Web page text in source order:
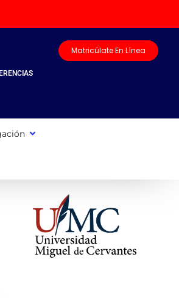
Matricúlate En Línea